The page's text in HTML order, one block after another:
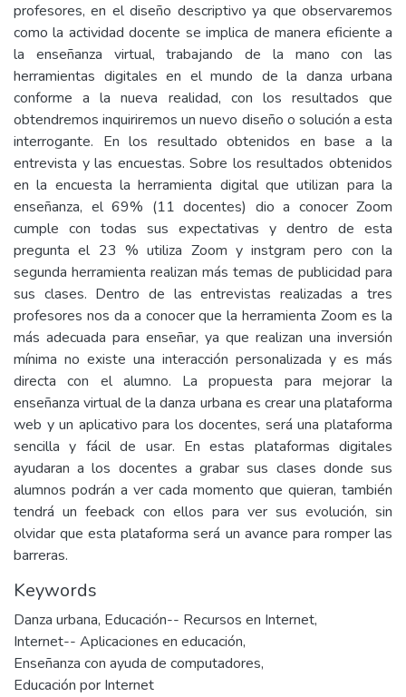
profesores, en el diseño descriptivo ya que observaremos
como la actividad docente se implica de manera eficiente a
la enseñanza virtual, trabajando de la mano con las
herramientas digitales en el mundo de la danza urbana
conforme a la nueva realidad, con los resultados que
obtendremos inquiriremos un nuevo diseño o solución a esta
interrogante. En los resultado obtenidos en base a la
entrevista y las encuestas. Sobre los resultados obtenidos
en la encuesta la herramienta digital que utilizan para la
enseñanza, el 69% (11 docentes) dio a conocer Zoom
cumple con todas sus expectativas y dentro de esta
pregunta el 23 % utiliza Zoom y instgram pero con la
segunda herramienta realizan más temas de publicidad para
sus clases. Dentro de las entrevistas realizadas a tres
profesores nos da a conocer que la herramienta Zoom es la
más adecuada para enseñar, ya que realizan una inversión
mínima no existe una interacción personalizada y es más
directa con el alumno. La propuesta para mejorar la
enseñanza virtual de la danza urbana es crear una plataforma
web y un aplicativo para los docentes, será una plataforma
sencilla y fácil de usar. En estas plataformas digitales
ayudaran a los docentes a grabar sus clases donde sus
alumnos podrán a ver cada momento que quieran, también
tendrá un feeback con ellos para ver sus evolución, sin
olvidar que esta plataforma será un avance para romper las
barreras.
Keywords
Danza urbana, Educación-- Recursos en Internet,
Internet-- Aplicaciones en educación,
Enseñanza con ayuda de computadores,
Educación por Internet